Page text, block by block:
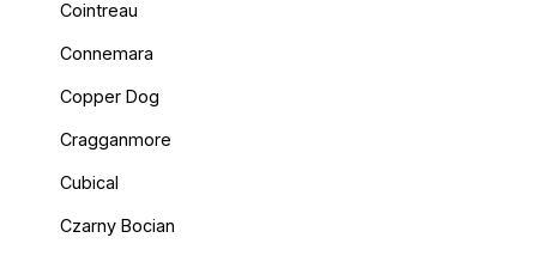
Cointreau
Connemara
Copper Dog
Cragganmore
Cubical
Czarny Bocian